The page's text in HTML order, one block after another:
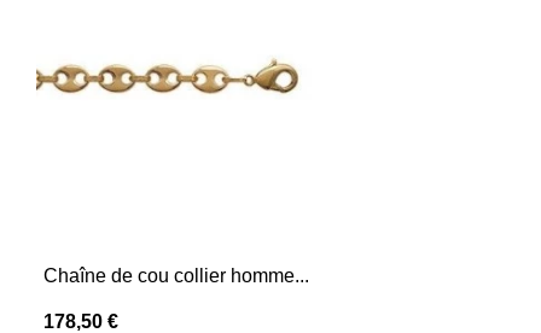
Chaîne de cou collier homme...
178,50 €